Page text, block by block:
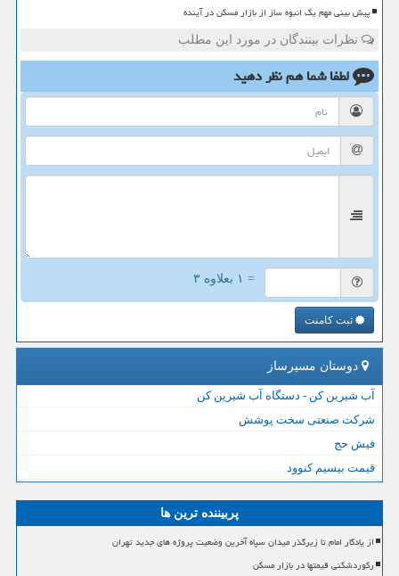
پیش بینی مهم یک انبوه ساز از بازار مسکن در آینده
نظرات بینندگان در مورد این مطلب
لطفا شما همنظر دهید
= ۱ بعلاوه ۳
ثبت کامنت
دوستان مسیرساز
آب شیرین کن - دستگاه آب شیرین کن
شرکت صنعتی سخت پوشش
فیش حج
قیمت بیسیم کنوود
پربیننده ترین ها
از یادگار امام تا زیرگذر میدان سپاه آخرین وضعیت پروژه های جدید تهران
رکوردشکنی قیمتها در بازار مسکن